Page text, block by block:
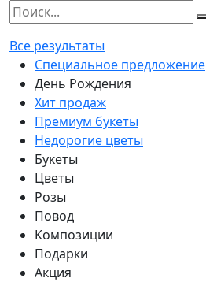
Все результаты
Специальное предложение
День Рождения
Хит продаж
Премиум букеты
Недорогие цветы
Букеты
Цветы
Розы
Повод
Композиции
Подарки
Акция